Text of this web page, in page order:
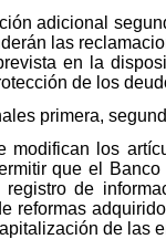
adicional
las
en la
de los
primera,
modifican los
que el
de
reformas
de las